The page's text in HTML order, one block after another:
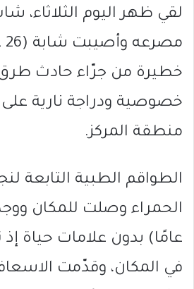
خطيرة من جرّاء حادث
منطقة المركز.
الطواقم الطبية التابعة
عامًا) بدون علامات حياة إذ
في المكان، وقدّمت